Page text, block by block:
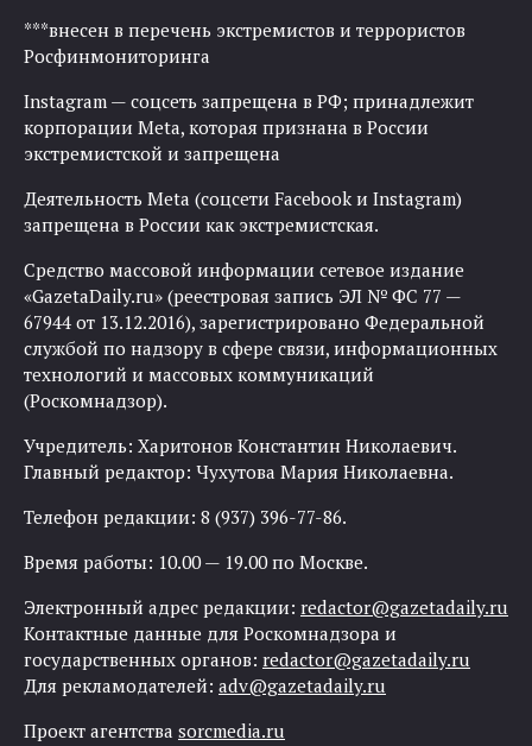
***внесен в перечень экстремистов и террористов
Росфинмониторинга
Instagram — соцсеть запрещена в РФ; принадлежит
корпорации Meta, которая признана в России
экстремистской и запрещена
Деятельность Meta (соцсети Facebook и Instagram)
запрещена в России как экстремистская.
Средство массовой информации сетевое издание
«GazetaDaily.ru» (реестровая запись ЭЛ № ФС 77 —
67944 от 13.12.2016), зарегистрировано Федеральной
службой по надзору в сфере связи, информационных
технологий и массовых коммуникаций
(Роскомнадзор).
Учредитель: Харитонов Константин Николаевич.
Главный редактор: Чухутова Мария Николаевна.
Телефон редакции: 8 (937) 396-77-86.
Время работы: 10.00 — 19.00 по Москве.
Электронный адрес редакции: redactor@gazetadaily.ru
Контактные данные для Роскомнадзора и
государственных органов: redactor@gazetadaily.ru
Для рекламодателей: adv@gazetadaily.ru
Проект агентства sorcmedia.ru